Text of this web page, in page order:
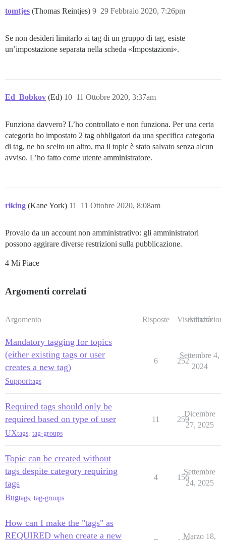
tomtjes (Thomas Reintjes) 29 Febbraio 2020, 7:26pm
9
Se non desideri limitarlo ai tag di un gruppo di tag, esiste
un’impostazione separata nella scheda «Impostazioni».
Ed_Bobkov (Ed) 11 Ottobre 2020, 3:37am
10
Funziona davvero? L’ho controllato e non funziona. Per una certa
categoria ho impostato 2 tag obbligatori da una specifica categoria
di tag, ne ho scelto un altro, ma il topic è stato salvato senza alcun
avviso. L’ho fatto come utente amministratore.
riking (Kane York) 11 Ottobre 2020, 8:08am
11
Provalo da un account non amministrativo: gli amministratori
possono aggirare diverse restrizioni sulla pubblicazione.
4 Mi Piace
Argomenti correlati
Argomento Risposte Visualizzazioni
Attività
Mandatory tagging for topics
(either existing tags or user
creates a new tag)
Supporttags
6 252
Settembre 4,
2024
Required tags should only be
required based on type of user
UXtags tag-groups
11 259
Dicembre
27, 2025
Topic can be created without
tags despite category requiring
tags
Bugtags tag-groups
4 156
Settembre
24, 2025
How can I make the "tags" as
REQUIRED when create a new
Marzo 18,